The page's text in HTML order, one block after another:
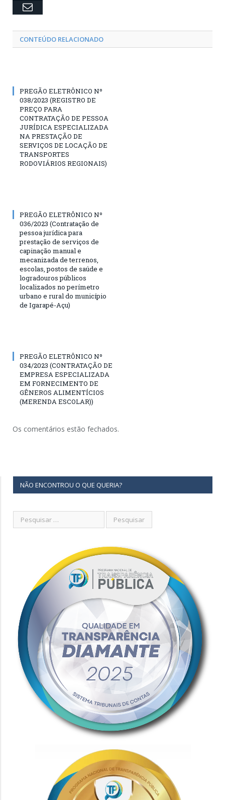
Email
CONTEÚDO RELACIONADO
PREGÃO ELETRÔNICO Nº
038/2023 (REGISTRO DE
PREÇO PARA
CONTRATAÇÃO DE PESSOA
JURÍDICA ESPECIALIZADA
NA PRESTAÇÃO DE
SERVIÇOS DE LOCAÇÃO DE
TRANSPORTES
RODOVIÁRIOS REGIONAIS)
PREGÃO ELETRÔNICO Nº
036/2023 (Contratação de
pessoa jurídica para
prestação de serviços de
capinação manual e
mecanizada de terrenos,
escolas, postos de saúde e
logradouros públicos
localizados no perímetro
urbano e rural do município
de Igarapé-Açu)
PREGÃO ELETRÔNICO Nº
034/2023 (CONTRATAÇÃO DE
EMPRESA ESPECIALIZADA
EM FORNECIMENTO DE
GÊNEROS ALIMENTÍCIOS
(MERENDA ESCOLAR))
Os comentários estão fechados.
NÃO ENCONTROU O QUE QUERIA?